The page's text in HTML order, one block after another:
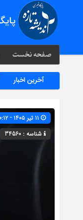
صفحه نخست
آخرین اخبار
شناسه : 34560